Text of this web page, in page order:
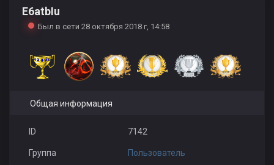
E6atbIu
Был в сети 28 октября 2018 г, 14:58
Общая информация
ID 7142
Группа Пользователь